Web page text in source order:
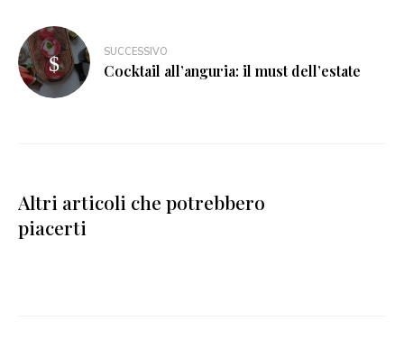
SUCCESSIVO
Cocktail all’anguria: il must dell’estate
Altri articoli che potrebbero
piacerti